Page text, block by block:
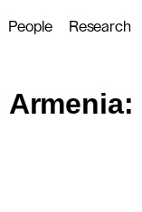
People Research
Armenia: